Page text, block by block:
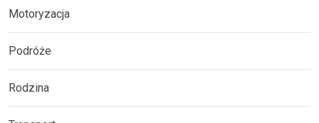
Motoryzacja
Podróże
Rodzina